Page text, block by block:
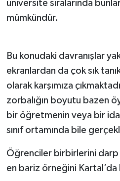
üniversite sıralarında
mümkündür.
Bu konudaki davranışlar
ekranlardan da çok sık
olarak karşımıza
zorbalığın boyutu bazen
bir öğretmenin veya bir
sınıf ortamında bile
Öğrenciler birbirlerini
en bariz örneğini Kartal’da